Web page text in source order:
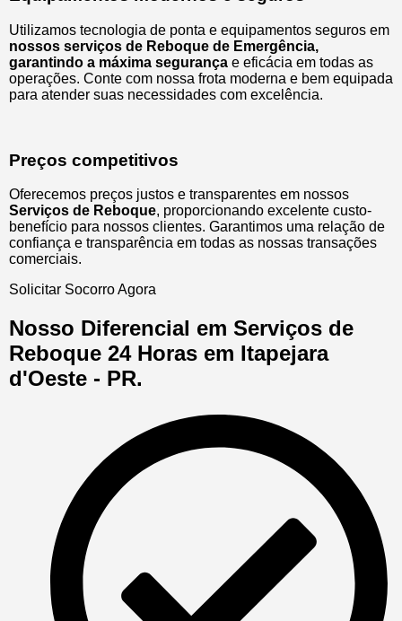
Utilizamos tecnologia de ponta e equipamentos seguros em
nossos serviços de Reboque de Emergência,
garantindo a máxima segurança e eficácia em todas as
operações. Conte com nossa frota moderna e bem equipada
para atender suas necessidades com excelência.
Preços competitivos
Oferecemos preços justos e transparentes em nossos
Serviços de Reboque, proporcionando excelente custo-
benefício para nossos clientes. Garantimos uma relação de
confiança e transparência em todas as nossas transações
comerciais.
Solicitar Socorro Agora
Nosso Diferencial em Serviços de
Reboque 24 Horas em Itapejara
d'Oeste - PR.